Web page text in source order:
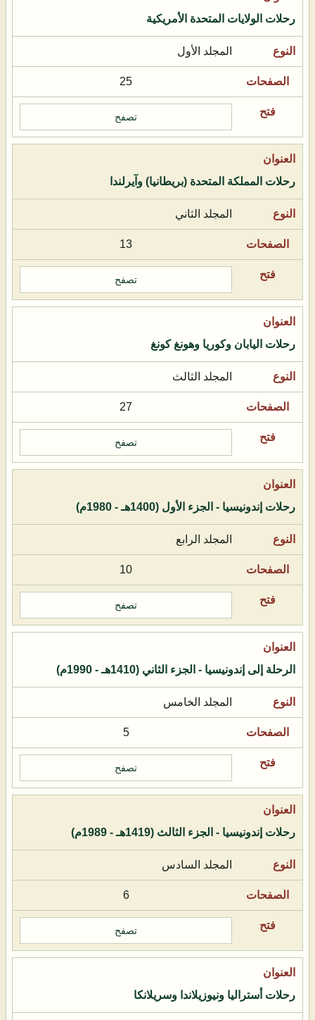
رحلات الولايات المتحدة الأمريكية
المجلد الأول
25
تصفح
رحلات المملكة المتحدة (بريطانيا) وآيرلندا
المجلد الثاني
13
تصفح
رحلات اليابان وكوريا وهونغ كونغ
المجلد الثالث
27
تصفح
رحلات إندونيسيا - الجزء الأول (1400هـ - 1980م)
المجلد الرابع
10
تصفح
الرحلة إلى إندونيسيا - الجزء الثاني (1410هـ - 1990م)
المجلد الخامس
5
تصفح
رحلات إندونيسيا - الجزء الثالث (1419هـ - 1989م)
المجلد السادس
6
تصفح
رحلات أستراليا ونيوزيلاندا وسريلانكا